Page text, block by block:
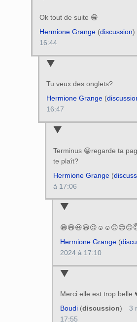
Ok tout de suite 😁
Hermione Grange(discussion)
16:44
Tu veux des onglets?
Hermione Grange(
16:47
Terminus 😁regarde ta
te plaît?
Hermione Grange(
à 17:06
Hermione Grange(
2024 à 17:10
Merci elle est trop belle
Boudi(discussion)
3
17:55